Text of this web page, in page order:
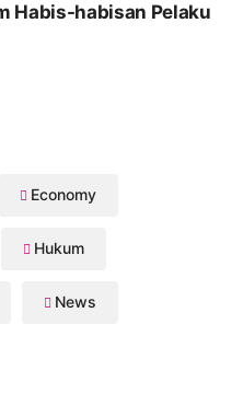
Habis-habisan Pelaku
Economy
Hukum
News